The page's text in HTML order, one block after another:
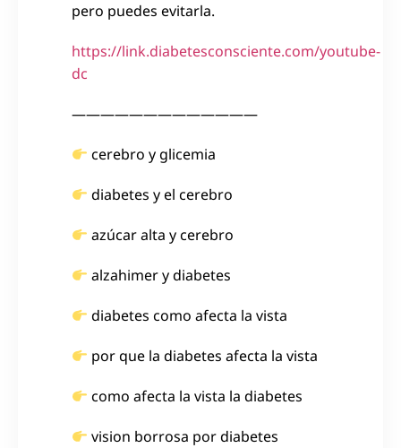
pero puedes evitarla.
https://link.diabetesconsciente.com/youtube-
dc
—————————————
cerebro y glicemia
diabetes y el cerebro
azúcar alta y cerebro
alzahimer y diabetes
diabetes como afecta la vista
por que la diabetes afecta la vista
como afecta la vista la diabetes
vision borrosa por diabetes